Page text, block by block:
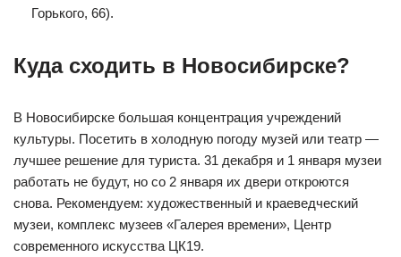
Горького, 66).
Куда сходить в Новосибирске?
В Новосибирске большая концентрация учреждений
культуры. Посетить в холодную погоду музей или театр —
лучшее решение для туриста. 31 декабря и 1 января музеи
работать не будут, но со 2 января их двери откроются
снова. Рекомендуем: художественный и краеведческий
музеи, комплекс музеев «Галерея времени», Центр
современного искусства ЦК19.